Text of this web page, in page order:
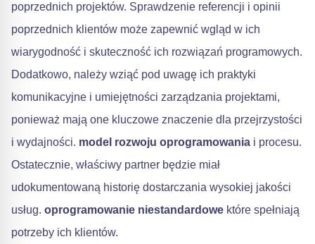
poprzednich projektów. Sprawdzenie referencji i opinii
poprzednich klientów może zapewnić wgląd w ich
wiarygodność i skuteczność ich rozwiązań programowych.
Dodatkowo, należy wziąć pod uwagę ich praktyki
komunikacyjne i umiejętności zarządzania projektami,
ponieważ mają one kluczowe znaczenie dla przejrzystości
i wydajności. model rozwoju oprogramowania i procesu.
Ostatecznie, właściwy partner będzie miał
udokumentowaną historię dostarczania wysokiej jakości
usług. oprogramowanie niestandardowe które spełniają
potrzeby ich klientów.